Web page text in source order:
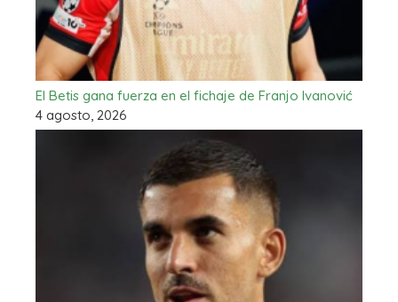
El Betis gana fuerza en el fichaje de Franjo Ivanović
4 agosto, 2026